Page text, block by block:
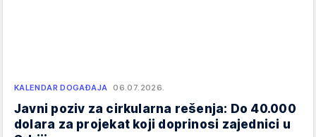
KALENDAR DOGAĐAJA 06.07.2026.
Javni poziv za cirkularna rešenja: Do 40.000
dolara za projekat koji doprinosi zajednici u